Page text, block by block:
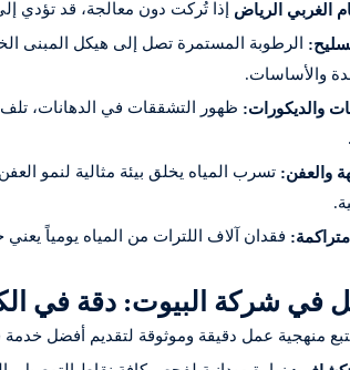
الغربي الرياض إذا تُركت دون معالجة، قد تؤدي
الرطوبة المستمرة تصل إلى هيكل المبنى
والأساسات.
والديكورات: ظهور التشققات في الدهانات،
والعفن: تسرب المياه يخلق بيئة مثالية لنمو
فقدان آلاف اللترات من المياه يومياً
في شركة البيوت: دقة في
منهجية عمل دقيقة وموثوقة لتقديم أفضل